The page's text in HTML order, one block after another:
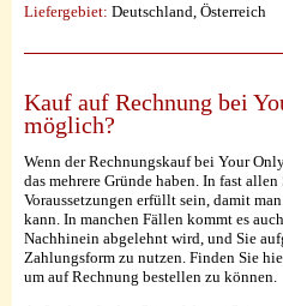
Liefergebiet: Deutschland, Österreich
Kauf auf Rechnung bei
möglich?
Wenn der Rechnungskauf bei Your
das mehrere Gründe haben. In fast
Voraussetzungen erfüllt sein, damit
kann. In manchen Fällen kommt es
Nachhinein abgelehnt wird, und Sie
Zahlungsform zu nutzen. Finden Sie
um auf Rechnung bestellen zu können.